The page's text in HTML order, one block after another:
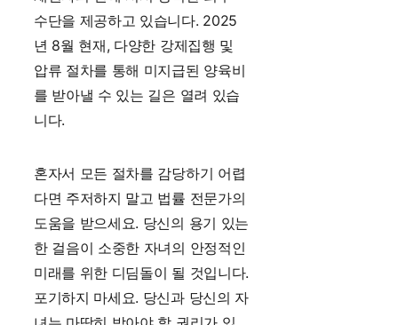
수단을 제공하고 있습니다. 2025
년 8월 현재, 다양한 강제집행 및
압류 절차를 통해 미지급된 양육비
를 받아낼 수 있는 길은 열려 있습
니다.
혼자서 모든 절차를 감당하기 어렵
다면 주저하지 말고 법률 전문가의
도움을 받으세요. 당신의 용기 있는
한 걸음이 소중한 자녀의 안정적인
미래를 위한 디딤돌이 될 것입니다.
포기하지 마세요. 당신과 당신의 자